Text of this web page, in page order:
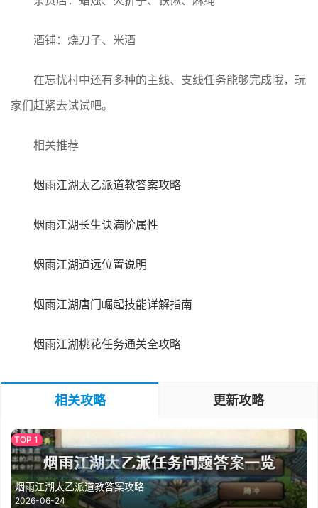
酒铺：烧刀子、米酒
在忘忧村中还有多种的主线、支线任务能够完成哦，玩
家们赶紧去试试吧。
相关推荐
烟雨江湖太乙派道教答案攻略
烟雨江湖长生诀满阶属性
烟雨江湖道远位置说明
烟雨江湖唐门崛起技能详解指南
烟雨江湖桃花任务通关全攻略
相关攻略 更新攻略
烟雨江湖太乙派道教答案攻略
2026-06-24